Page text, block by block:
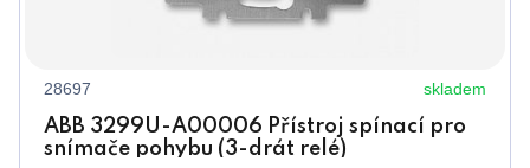
28697 skladem
ABB 3299U-A00006 Přístroj spínací pro
snímače pohybu (3-drát relé)